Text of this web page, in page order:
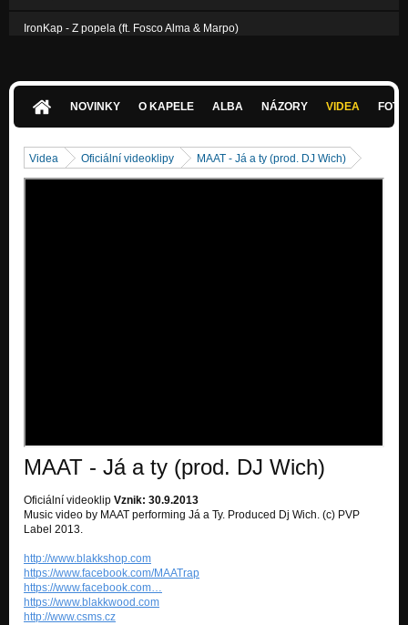
IronKap - Z popela (ft. Fosco Alma & Marpo)
NOVINKY
O KAPELE ALBA NÁZORY VIDEA
Videa Oficiální videoklipy MAAT - Já a ty (prod. DJ Wich)
MAAT - Já a ty (prod. DJ Wich)
Oficiální videoklip Vznik: 30.9.2013
Music video by MAAT performing Já a Ty. Produced Dj Wich. (c) PVP
Label 2013.
http://www.blakkshop.com
https://www.facebook.com/MAATrap
https://www.facebook.com…
https://www.blakkwood.com
http://www.csms.cz